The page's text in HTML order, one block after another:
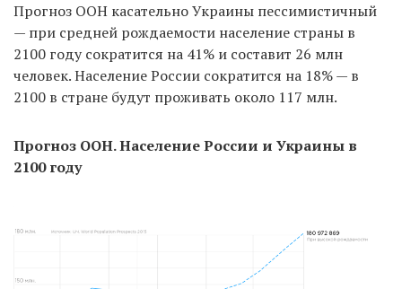
Прогноз ООН касательно Украины пессимистичный
— при средней рождаемости население страны в
2100 году сократится на 41% и составит 26 млн
человек. Население России сократится на 18% — в
2100 в стране будут проживать около 117 млн.
Прогноз ООН. Население России и Украины в
2100 году